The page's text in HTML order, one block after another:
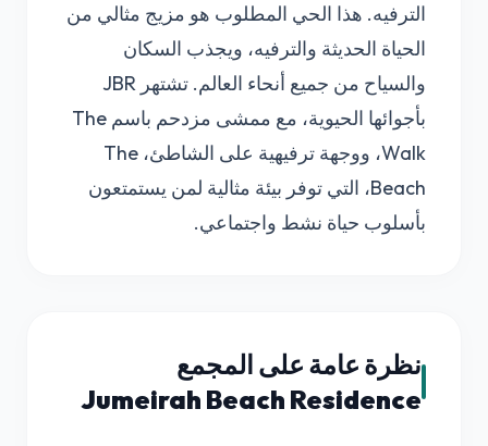
الترفيه. هذا الحي المطلوب هو مزيج مثالي من
الحياة الحديثة والترفيه، ويجذب السكان
والسياح من جميع أنحاء العالم. تشتهر JBR
بأجوائها الحيوية، مع ممشى مزدحم باسم The
Walk، ووجهة ترفيهية على الشاطئ، The
Beach، التي توفر بيئة مثالية لمن يستمتعون
بأسلوب حياة نشط واجتماعي.
نظرة عامة على المجمع
Jumeirah Beach Residence